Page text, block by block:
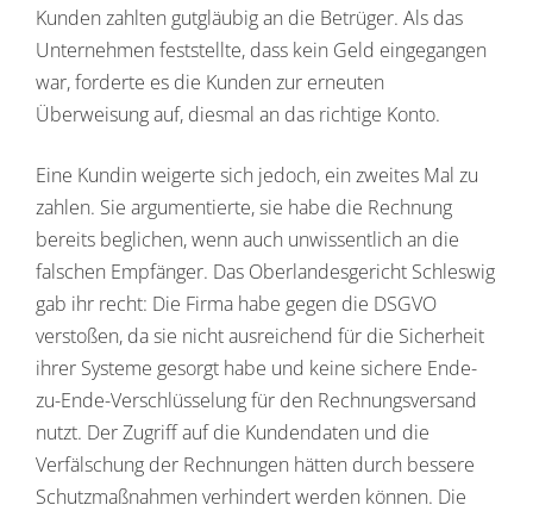
Kunden zahlten gutgläubig an die Betrüger. Als das
Unternehmen feststellte, dass kein Geld eingegangen
war, forderte es die Kunden zur erneuten
Überweisung auf, diesmal an das richtige Konto.
Eine Kundin weigerte sich jedoch, ein zweites Mal zu
zahlen. Sie argumentierte, sie habe die Rechnung
bereits beglichen, wenn auch unwissentlich an die
falschen Empfänger. Das Oberlandesgericht Schleswig
gab ihr recht: Die Firma habe gegen die DSGVO
verstoßen, da sie nicht ausreichend für die Sicherheit
ihrer Systeme gesorgt habe und keine sichere Ende-
zu-Ende-Verschlüsselung für den Rechnungsversand
nutzt. Der Zugriff auf die Kundendaten und die
Verfälschung der Rechnungen hätten durch bessere
Schutzmaßnahmen verhindert werden können. Die